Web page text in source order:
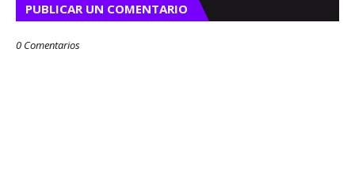
PUBLICAR UN COMENTARIO
0 Comentarios